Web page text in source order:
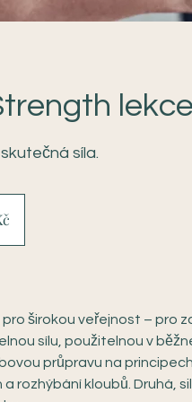
lekce
síla.
širokou veřejnost – pro
sílu, použitelnou v
průpravu na
a rozhýbání kloubů. Druhá,